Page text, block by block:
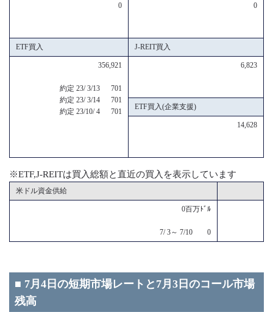
0 0
ETF買入 J-REIT買入
356,921
約定 23/ 3/13 701
約定 23/ 3/14 701
約定 23/10/ 4 701
6,823
ETF買入(企業支援)
14,628
※ETF,J-REITは買入総額と直近の買入を表示しています
米ドル資金供給
0百万ﾄﾞﾙ
7/ 3～ 7/10 0
■ 7月4日の短期市場レートと7月3日のコール市場
残高